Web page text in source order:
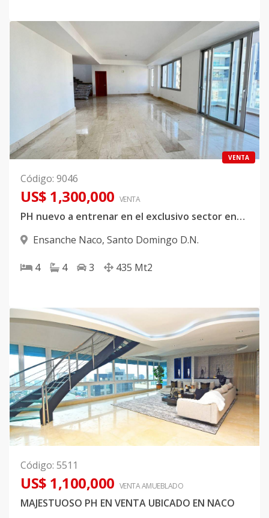
VENTA
Código: 9046
US$ 1,300,000 VENTA
PH nuevo a entrenar en el exclusivo sector ensanche Naco
Ensanche Naco, Santo Domingo D.N.
4 4 3 435 Mt2
Código: 5511
US$ 1,100,000 VENTA AMUEBLADO
MAJESTUOSO PH EN VENTA UBICADO EN NACO